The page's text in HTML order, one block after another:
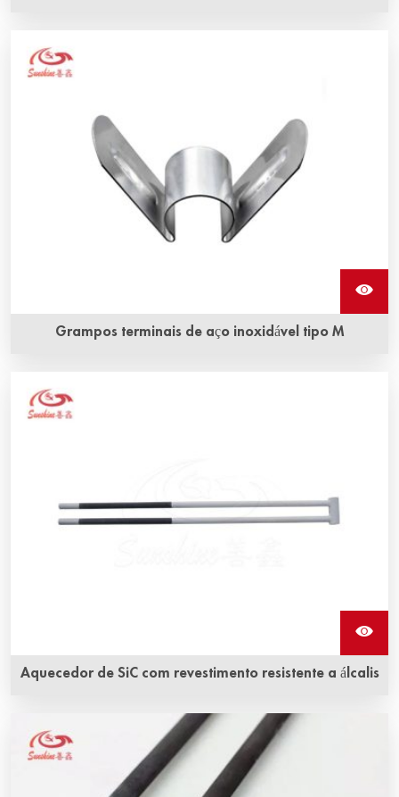
pelo qual o fio trançado é fixado aos elementos de
Grampos terminais de aço inoxidável tipo M
tipo de suporte para elementos de aquecimento de
carbeto de silício e são feitos de aço inoxidável de alta
Aquecedor de SiC com revestimento resistente a álcalis
Aquecedor SiC com revestimento resistente a álcalis pode
resistir à corrosão alcalina. O revestimento tipo D
protegerá o corpo do aquecedor e prolongará a vida útil.